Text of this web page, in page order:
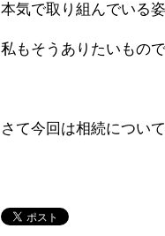
本気で取り組んでいる
私もそうありたいもので
さて今回は相続につい